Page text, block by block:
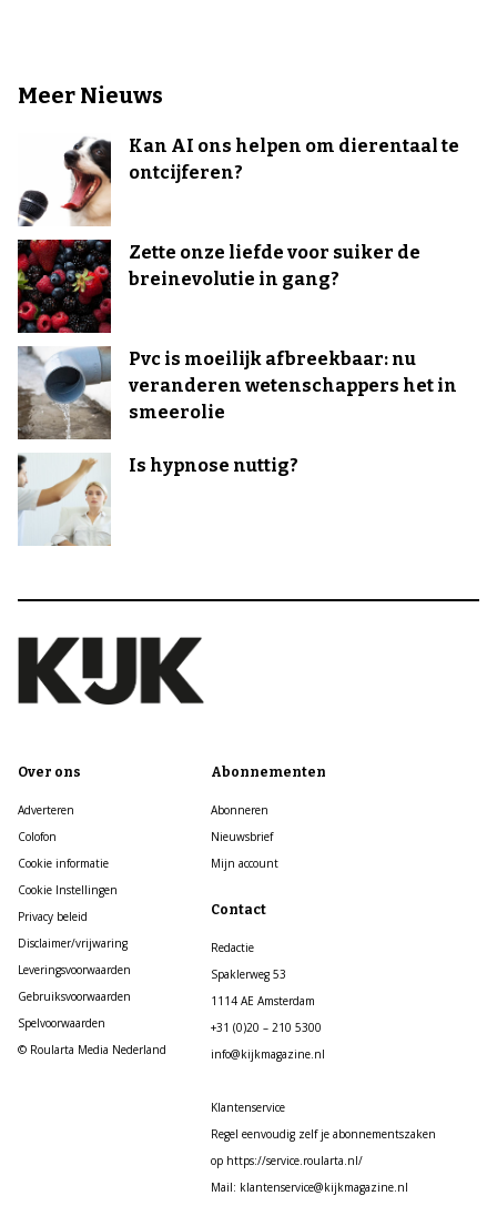
Meer Nieuws
Kan AI ons helpen om dierentaal te
ontcijferen?
Zette onze liefde voor suiker de
breinevolutie in gang?
Pvc is moeilijk afbreekbaar: nu
veranderen wetenschappers het in
smeerolie
Is hypnose nuttig?
Over ons
Adverteren
Colofon
Cookie informatie
Cookie Instellingen
Privacy beleid
Disclaimer/vrijwaring
Leveringsvoorwaarden
Gebruiksvoorwaarden
Spelvoorwaarden
© Roularta Media Nederland
Abonnementen
Abonneren
Nieuwsbrief
Mijn account
Contact
Redactie
Spaklerweg 53
1114 AE Amsterdam
+31 (0)20 – 210 5300
info@kijkmagazine.nl
Klantenservice
Regel eenvoudig zelf je abonnementszaken
op https://service.roularta.nl/
Mail: klantenservice@kijkmagazine.nl